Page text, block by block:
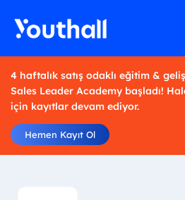
4 haftalık satış odaklı eğitim &
Sales Leader Academy başladı!
için kayıtlar devam ediyor.
Hemen Kayıt Ol